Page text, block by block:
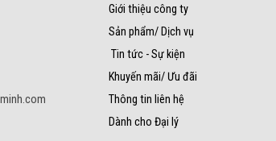
Giới thiệu công ty
Sản phẩm/ Dịch vụ
Tin tức - Sự kiện
Khuyến mãi/ Ưu đãi
Thông tin liên hệ
Dành cho Đại lý